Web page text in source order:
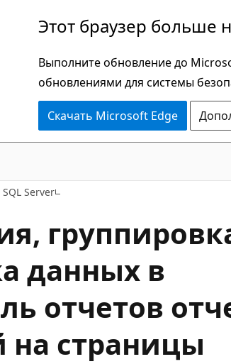
Этот браузер больше
Выполните обновление до
обновлениями для системы
Скачать Microsoft Edge
Server
данных в
отчетов
на страницы